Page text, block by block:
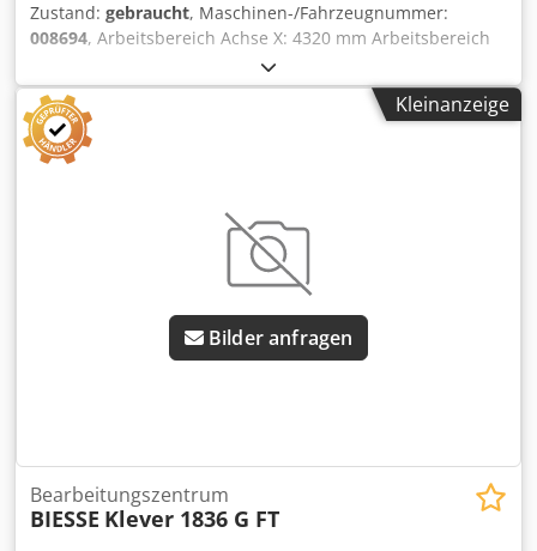
Zustand: gebraucht, Maschinen-/Fahrzeugnummer:
008694, Arbeitsbereich Achse X: 4320 mm Arbeitsbereich
Achse Y: 1287 mm Arbeitsebene: Mit Vakuum-
Konsolenauflagen Leistung Haupt-Spindel: 11 KW Anz.
kontrollierte Achsen: 5 Achsen Cjdpfx Akezqz Nxsqerf
Anzahl Bohrspindeln: 16 Anzahl Werkzeugplätze: 31
Kleinanzeige
Bilder anfragen
Bearbeitungszentrum
BIESSE Klever 1836 G FT